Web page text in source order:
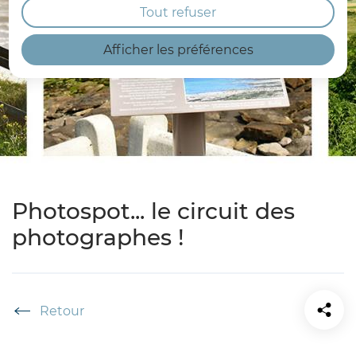
Afficher les préférences
Tout refuser
Photospot... le circuit des
photographes !
Accueil